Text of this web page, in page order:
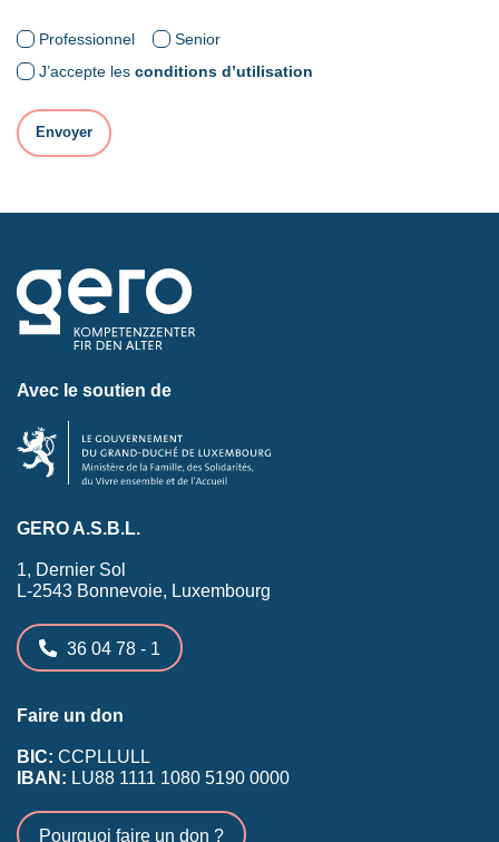
Professionnel
Senior
J’accepte les conditions d’utilisation
Avec le soutien de
GERO A.S.B.L.
1, Dernier Sol
L-2543 Bonnevoie, Luxembourg
36 04 78 - 1
Faire un don
BIC: CCPLLULL
IBAN: LU88 1111 1080 5190 0000
Pourquoi faire un don ?